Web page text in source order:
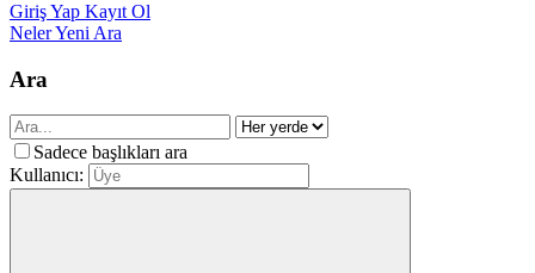
Giriş Yap Kayıt Ol
Neler Yeni Ara
Ara
Sadece başlıkları ara
Kullanıcı: